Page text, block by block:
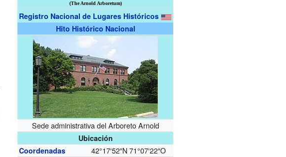
(The Arnold Arboretum)
Registro Nacional de Lugares Históricos
Hito Histórico Nacional
Sede administrativa del Arboreto Arnold
Ubicación
Coordenadas
42°17′52″N 71°07′22″O